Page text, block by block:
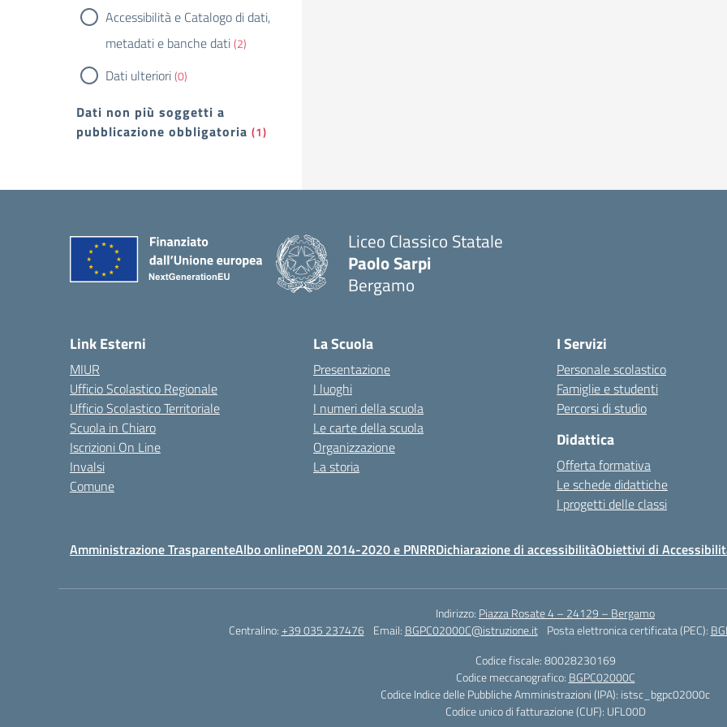
Accessibilità e Catalogo di dati,
metadati e banche dati(2)
Dati ulteriori(0)
Dati non più soggetti a
pubblicazione obbligatoria (1)
Liceo Classico Statale
Paolo Sarpi
Bergamo
Link Esterni
MIUR
Ufficio Scolastico Regionale
Ufficio Scolastico Territoriale
Scuola in Chiaro
Iscrizioni On Line
Invalsi
Comune
La Scuola
Presentazione
I luoghi
I numeri della scuola
Le carte della scuola
Organizzazione
La storia
I Servizi
Personale scolastico
Famiglie e studenti
Percorsi di studio
Didattica
Offerta formativa
Le schede didattiche
I progetti delle classi
Amministrazione TrasparenteAlbo onlinePON 2014-2020 e PNRRDichiarazione di accessibilitàObiettivi di
Indirizzo: Piazza Rosate 4 – 24129 – Bergamo
Centralino:+39 035 237476 Email: BGPC02000C@istruzione.it Posta elettronica certificata (PEC):
Codice fiscale: 80028230169
Codice meccanografico: BGPC02000C
Codice Indice delle Pubbliche Amministrazioni (IPA): istsc_bgpc02000c
Codice unico di fatturazione (CUF): UFL00D